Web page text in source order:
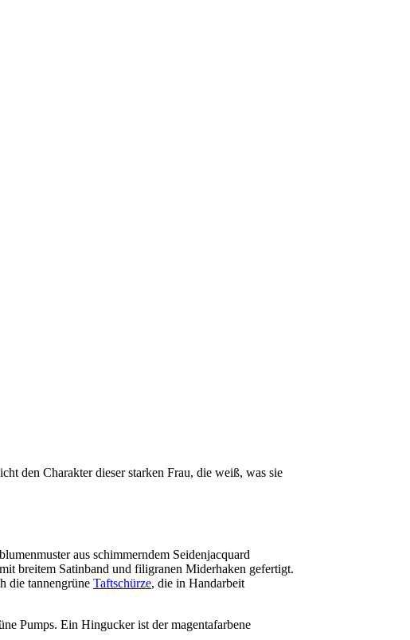
den Charakter dieser starken Frau, die weiß, was sie
aus schimmerndem Seidenjacquard
breitem Satinband und filigranen Miderhaken gefertigt.
die tannengrüne Taftschürze, die in Handarbeit
Pumps. Ein Hingucker ist der magentafarbene